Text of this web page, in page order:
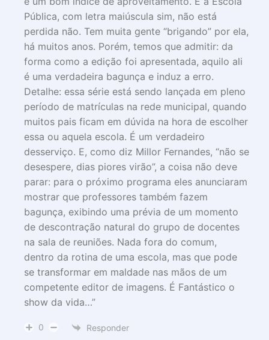
Pública, com letra maiúscula sim, não está
perdida não. Tem muita gente “brigando” por ela,
há muitos anos. Porém, temos que admitir: da
forma como a edição foi apresentada, aquilo ali
é uma verdadeira bagunça e induz a erro.
Detalhe: essa série está sendo lançada em pleno
período de matrículas na rede municipal, quando
muitos pais ficam em dúvida na hora de escolher
essa ou aquela escola. É um verdadeiro
desserviço. E, como diz Millor Fernandes, “não se
desespere, dias piores virão”, a coisa não deve
parar: para o próximo programa eles anunciaram
mostrar que professores também fazem
bagunça, exibindo uma prévia de um momento
de descontração natural do grupo de docentes
na sala de reuniões. Nada fora do comum,
dentro da rotina de uma escola, mas que pode
se transformar em maldade nas mãos de um
competente editor de imagens. É Fantástico o
show da vida…”
0 Responder